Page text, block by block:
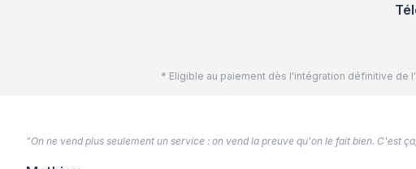
* Eligible au paiement dès l'intégration définitive de
“On ne vend plus seulement un service : on vend la preuve qu'on le fait bien. C'est